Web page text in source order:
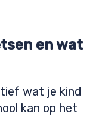
en wat
wat je kind
kan op het